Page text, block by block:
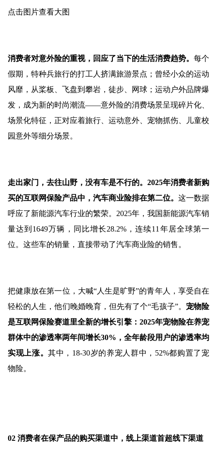
点击图片查看大图
消费者对意外险的重视，回应了当下的生活消费趋势。 每个
假期，特种兵旅行的打工人挤满旅游景点；曾经小众的运动
风靡，从桨板、飞盘到攀岩，徒步、网球；运动户外品牌爆
发，成为新的时尚潮流——意外险的消费场景呈现碎片化、
场景化特征，正对应着旅行、运动意外、宠物抓伤、儿童校
园意外等细分场景。
走出家门，去往山野，没有车是不行的。2025年消费者新购
买的互联网保险产品中，汽车商业险排在第二位。 这一数据
呼应了新能源汽车行业的繁荣。2025年，我国新能源汽车销
量达到1649万辆，同比增长28.2%，连续11年居全球第一
位。这些车的销量，直接带动了汽车商业险的销售。
把健康放在第一位，大喊“人生是旷野”的青年人，享受自在
轻松的人生，他们晚婚晚育，但先有了个“毛孩子”。 宠物险
是互联网保险赛道里全新的增长引擎：2025年宠物险在养宠
群体中的渗透率两年间增长30%，全年龄段用户的渗透率均
实现上涨。其中，18-30岁的养宠人群中，52%都购置了宠
物险。
02 消费者在保产品的购买渠道中，线上渠道首超线下渠道